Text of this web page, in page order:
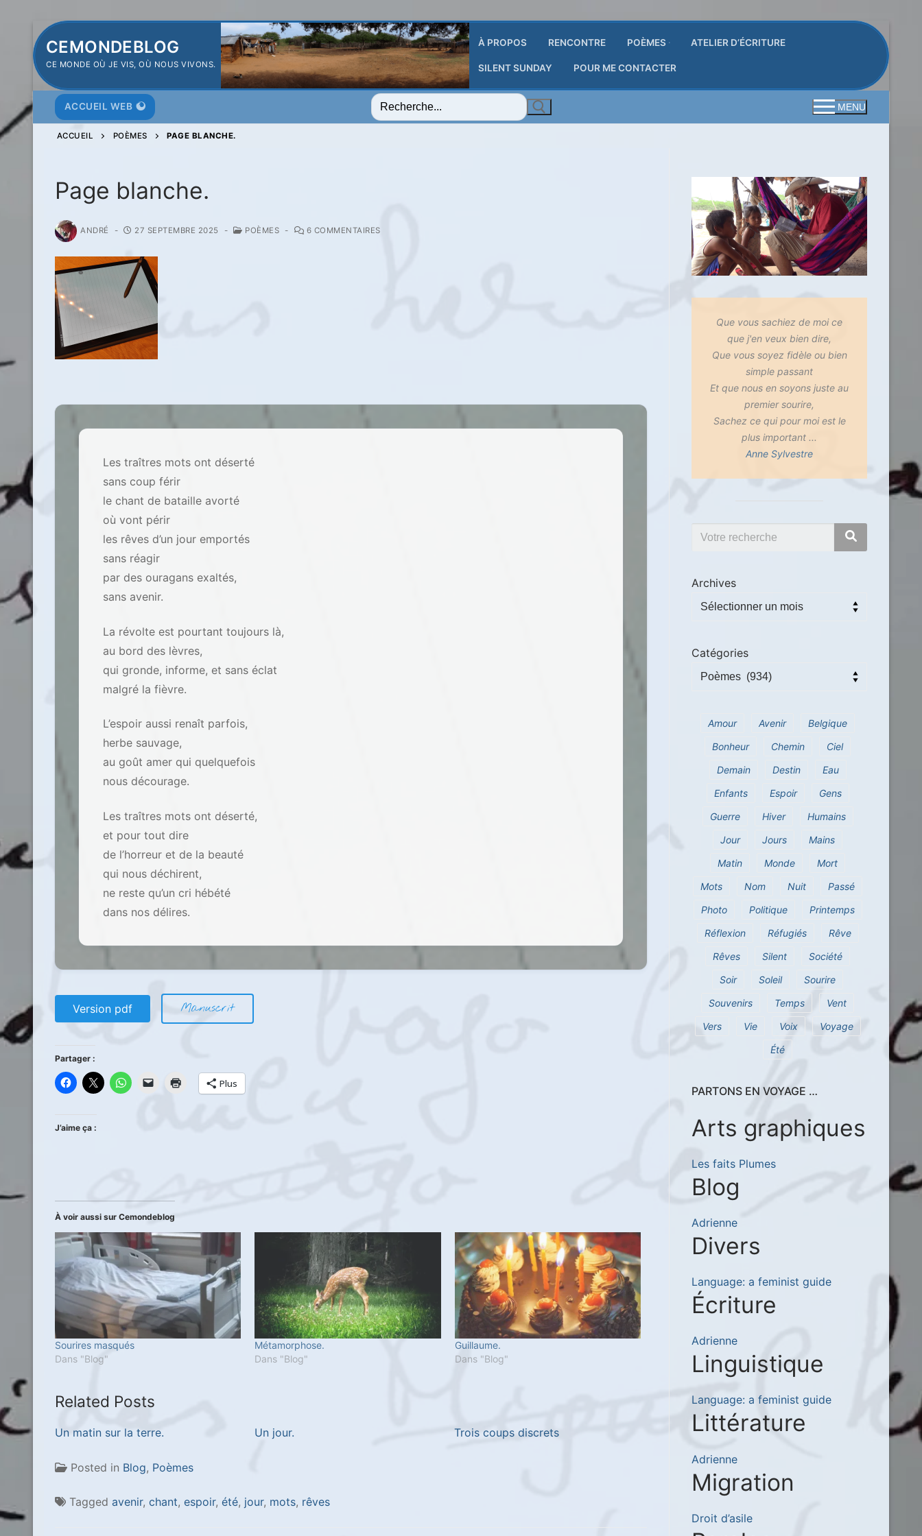
Aller
au
contenu
CEMONDEBLOG
CE MONDE OÙ JE VIS, OÙ NOUS VIVONS.
À PROPOS RENCONTRE POÈMES ATELIER D’ÉCRITURE
SILENT SUNDAY POUR ME CONTACTER
ACCUEIL WEB
Rechercher
:
MENU
ACCUEIL POÈMES PAGE BLANCHE.
Page blanche.
ANDRÉ - 27 SEPTEMBRE 2025 - POÈMES - 6 COMMENTAIRES
Les traîtres mots ont déserté
sans coup férir
le chant de bataille avorté
où vont périr
les rêves d’un jour emportés
sans réagir
par des ouragans exaltés,
sans avenir.
La révolte est pourtant toujours là,
au bord des lèvres,
qui gronde, informe, et sans éclat
malgré la fièvre.
L’espoir aussi renaît parfois,
herbe sauvage,
au goût amer qui quelquefois
nous décourage.
Les traîtres mots ont déserté,
et pour tout dire
de l’horreur et de la beauté
qui nous déchirent,
ne reste qu’un cri hébété
dans nos délires.
Version pdf Manuscrit
Partager :
Plus
J’aime ça :
À voir aussi sur Cemondeblog
Sourires masqués
Dans "Blog"
Métamorphose.
Dans "Blog"
Guillaume.
Dans "Blog"
Related Posts
Un matin sur la terre. Un jour. Trois coups discrets
Posted in Blog, Poèmes
Tagged avenir, chant, espoir, été, jour, mots, rêves
Que vous sachiez de moi ce
que j'en veux bien dire,
Que vous soyez fidèle ou bien
simple passant
Et que nous en soyons juste au
premier sourire,
Sachez ce qui pour moi est le
plus important ...
Anne Sylvestre
Archives
Catégories
Amour Avenir
Belgique
Bonheur
Chemin
Ciel
Demain
Destin
Eau
Enfants
Espoir
Gens
Guerre
Hiver
Humains
Jour
Jours
Mains
Matin
Monde
Mort
Mots
Nom Nuit
Passé
Photo
Politique
Printemps
Réflexion
Réfugiés
Rêve
Rêves
Silent
Société
Soir
Soleil
Sourire
Souvenirs
Temps
Vent
Vers
Vie Voix
Voyage
Été
PARTONS EN VOYAGE …
Arts graphiques
Les faits Plumes
Blog
Adrienne
Divers
Language: a feminist guide
Écriture
Adrienne
Linguistique
Language: a feminist guide
Littérature
Adrienne
Migration
Droit d’asile